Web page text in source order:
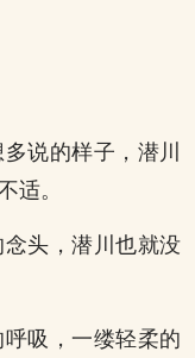
说的样子，潜川
适。
头，潜川也就没
吸，一缕轻柔的